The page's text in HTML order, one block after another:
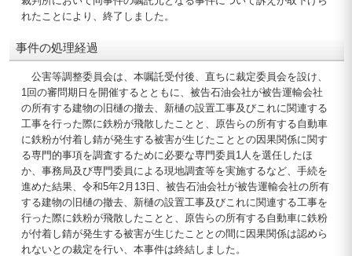
れたことにより、終了しました。
事件の処理経過
公害等調整委員会は、本嘱託受付後、直ちに裁定委員会を設け、
1回の審問期日を開催するとともに、被告石油会社が被告運輸会社
の所有する建物の旧樋の撤去、新樋の設置工事及びこれに関連する
工事を行った際に鉄粉が飛散したことと、原告らの所有する自動車
に鉄粉が付着し錆が発生する被害が生じたこととの因果関係に関す
る専門的事項を調査するために必要な専門委員1人を選任したほ
か、事務局及び専門委員による現地調査等を実施するなど、手続を
進めた結果、令和5年2月13日、被告石油会社が被告運輸会社の所有
する建物の旧樋の撤去、新樋の設置工事及びこれに関連する工事を
行った際に鉄粉が飛散したことと、原告らの所有する自動車に鉄粉
が付着し錆が発生する被害が生じたこととの間に因果関係は認めら
れないとの裁定を行い、本事件は終結しました。